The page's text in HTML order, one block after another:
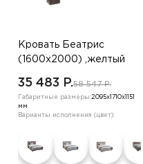
Кровать Беатрис
(1600х2000) ,желтый
35 483 P.58 547 P.
Габаритные размеры:2095х1710х1151
мм
Варианты исполнения (цвет):